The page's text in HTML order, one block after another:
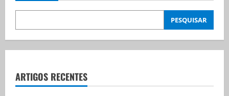
PESQUISAR
ARTIGOS RECENTES